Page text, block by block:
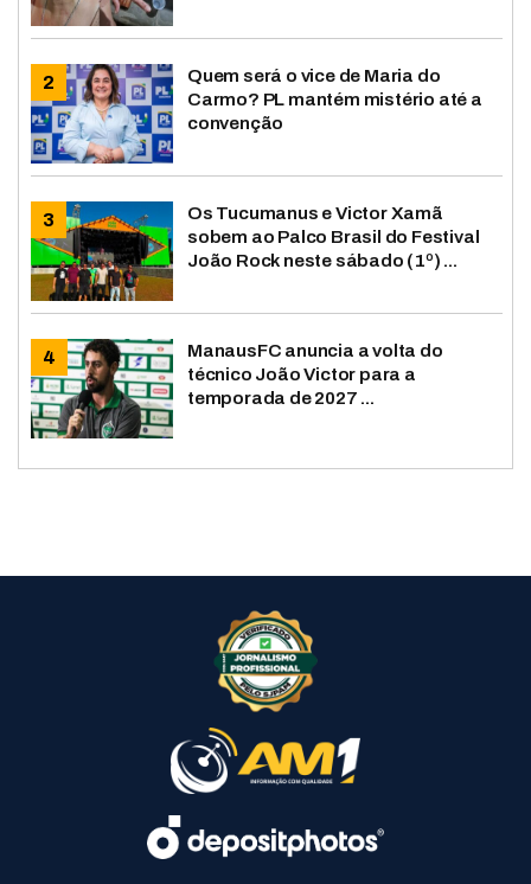
Quem será o vice de Maria do
Carmo? PL mantém mistério até a
convenção
Os Tucumanus e Victor Xamã
sobem ao Palco Brasil do Festival
João Rock neste sábado (1º) ...
ManausFC anuncia a volta do
técnico João Victor para a
temporada de 2027 ...